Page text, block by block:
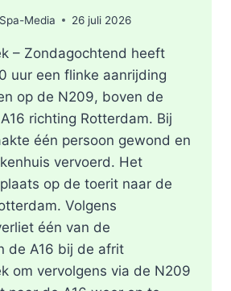
Media 26 juli 2026
– Zondagochtend heeft
uur een flinke aanrijding
op de N209, boven de
richting Rotterdam. Bij
één persoon gewond en
vervoerd. Het
op de toerit naar de
Volgens
één van de
de A16 bij de afrit
om vervolgens via de N209